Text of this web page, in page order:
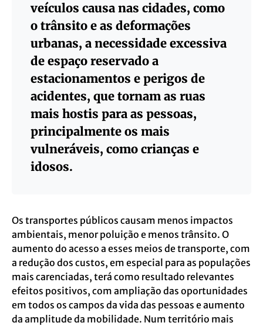
veículos causa nas cidades, como
o trânsito e as deformações
urbanas, a necessidade excessiva
de espaço reservado a
estacionamentos e perigos de
acidentes, que tornam as ruas
mais hostis para as pessoas,
principalmente os mais
vulneráveis, como crianças e
idosos.
Os transportes públicos causam menos impactos
ambientais, menor poluição e menos trânsito. O
aumento do acesso a esses meios de transporte, com
a redução dos custos, em especial para as populações
mais carenciadas, terá como resultado relevantes
efeitos positivos, com ampliação das oportunidades
em todos os campos da vida das pessoas e aumento
da amplitude da mobilidade. Num território mais